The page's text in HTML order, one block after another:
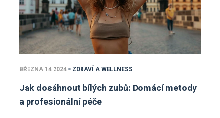
BŘEZNA 14 2024 ZDRAVÍ A WELLNESS
Jak dosáhnout bílých zubů: Domácí metody
a profesionální péče